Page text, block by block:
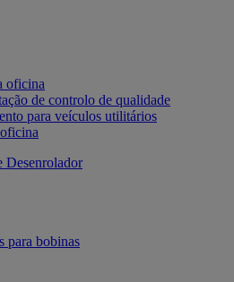
oficina
de controlo de qualidade
para veículos utilitários
Desenrolador
para bobinas